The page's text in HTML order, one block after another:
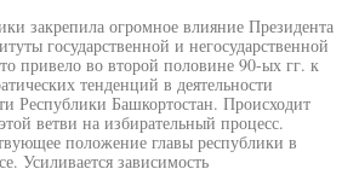
закрепила огромное влияние Президента
государственной и негосударственной
привело во второй половине 90-ых гг. к
тенденций в деятельности
Республики Башкортостан. Происходит
ветви на избирательный процесс.
положение главы республики в
Усиливается зависимость